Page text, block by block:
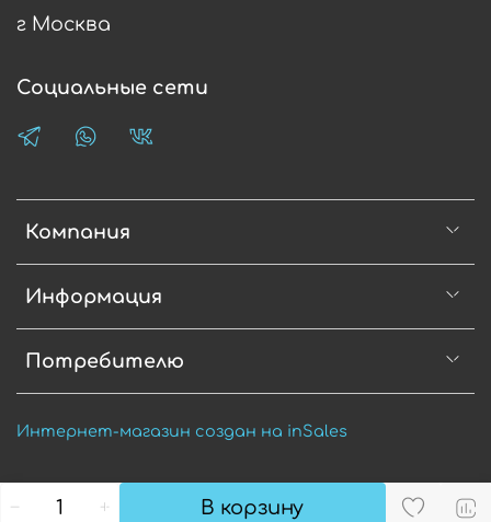
В корзину
Компания
Информация
Потребителю
г Москва
Социальные сети
Интернет-магазин создан на inSales